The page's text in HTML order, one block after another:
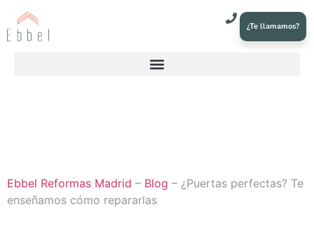
¿Te llamamos?
Ebbel Reformas Madrid – Blog – ¿Puertas perfectas? Te
enseñamos cómo repararlas